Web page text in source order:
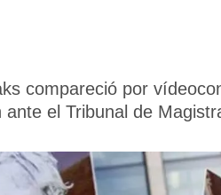
compareció por
el Tribunal de